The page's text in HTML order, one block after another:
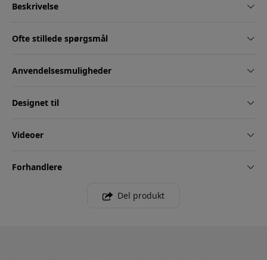
Beskrivelse
Ofte stillede spørgsmål
Anvendelsesmuligheder
Designet til
Videoer
Forhandlere
Del produkt